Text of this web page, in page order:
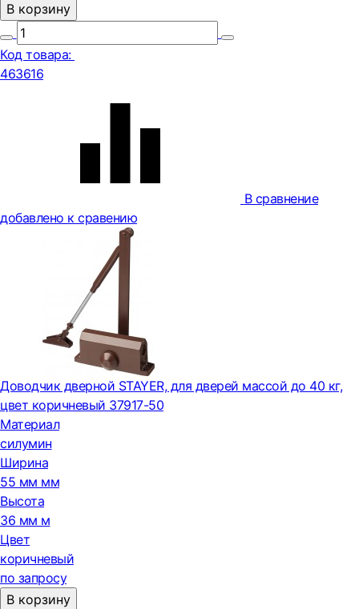
В корзину
Код товара:
463616
В сравнение
добавлено к сравению
Доводчик дверной STAYER, для дверей массой до 40 кг,
цвет коричневый 37917-50
Материал
силумин
Ширина
55 мм мм
Высота
36 мм м
Цвет
коричневый
по запросу
В корзину